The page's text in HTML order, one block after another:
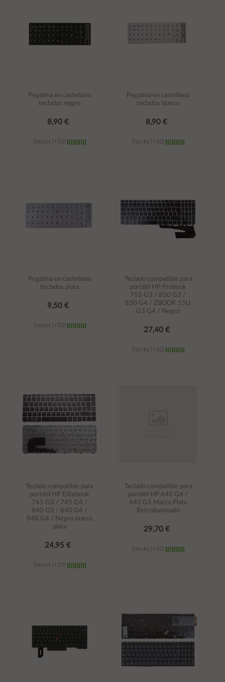
Pegatina en castellano
teclados negro
8,90 €
Stocks (+10)
Pegatina en castellano
teclados blanco
8,90 €
Stocks (+10)
Pegatina en castellano
teclados plata
9,50 €
Stocks (+10)
carrito
Teclado compatible para
portátil HP Probook
755 G3 / 850 G3 /
850 G4 / ZBOOK 15U
G3 G4 / Negro
27,40 €
Stocks (+10)
Teclado compatible para
portátil HP Elitebook
745 G3 / 745 G4 /
840 G3 / 840 G4 /
848 G4 / Negro marco
plata
24,95 €
Stocks (+10)
Teclado compatible para
portátil HP 640 G4 /
640 G5 Marco Plata
Retroiluminado
29,70 €
Stocks (+10)
carrito